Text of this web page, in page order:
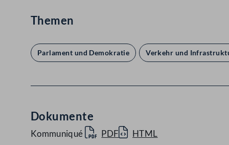
Themen
Parlament und Demokratie Verkehr und
Dokumente
Kommuniqué PDF HTML